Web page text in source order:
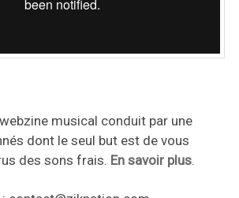
musical conduit par une
dont le seul but est de vous
des sons frais. En savoir plus.